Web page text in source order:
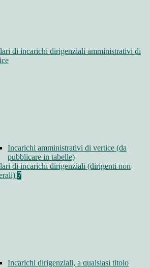
di incarichi dirigenziali amministrativi di
Incarichi amministrativi di vertice (da
pubblicare in tabelle)
di incarichi dirigenziali (dirigenti non
7
Incarichi dirigenziali, a qualsiasi titolo